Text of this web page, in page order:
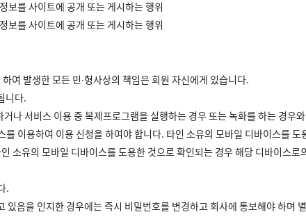
보를 사이트에 공개 또는 게시하는 행위
보를 사이트에 공개 또는 게시하는 행위
여 발생한 모든 민∙형사상의 책임은 회원 자신에게 있습니다.
니다.
나 서비스 이용 중 복제프로그램을 실행하는 경우 또는 녹화를 하는 경우
이용하여 이용 신청을 하여야 합니다. 타인 소유의 모바일 디바이스를
소유의 모바일 디바이스를 도용한 것으로 확인되는 경우 해당 디바이스
.
음을 인지한 경우에는 즉시 비밀번호를 변경하고 회사에 통보해야 하며